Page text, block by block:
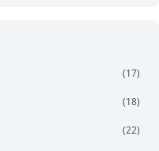
(17)
(18)
(22)